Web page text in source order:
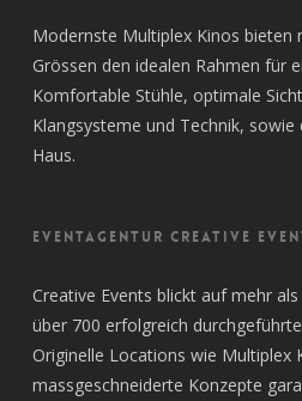
Modernste Multiplex Kinos bieten
Grössen den idealen Rahmen für
Komfortable Stühle, optimale
Klangsysteme und Technik,
Haus.
EVENTAGENTUR CREATIVE
Creative Events blickt auf mehr
über 700 erfolgreich
Originelle Locations wie Multiplex
massgeschneiderte Konzepte